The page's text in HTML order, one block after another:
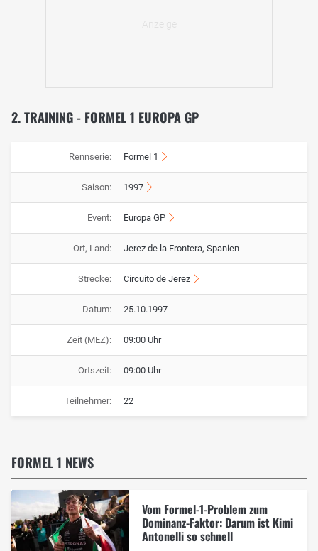
2. TRAINING - FORMEL 1 EUROPA GP
Rennserie: Formel 1
Saison: 1997
Event: Europa GP
Ort, Land: Jerez de la Frontera, Spanien
Strecke: Circuito de Jerez
Datum: 25.10.1997
Zeit (MEZ): 09:00 Uhr
Ortszeit: 09:00 Uhr
Teilnehmer: 22
FORMEL 1 NEWS
Vom Formel-1-Problem zum
Dominanz-Faktor: Darum ist Kimi
Antonelli so schnell